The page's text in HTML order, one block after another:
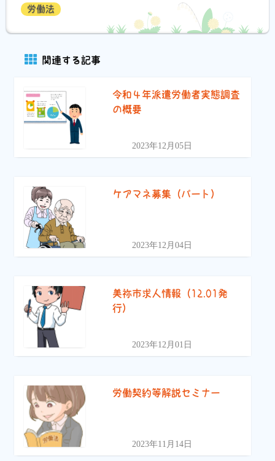
労働法
関連する記事
令和４年派遣労働者実態調査
の概要
2023年12月05日
ケアマネ募集（パート）
2023年12月04日
美祢市求人情報（12.01発
行）
2023年12月01日
労働契約等解説セミナー
2023年11月14日